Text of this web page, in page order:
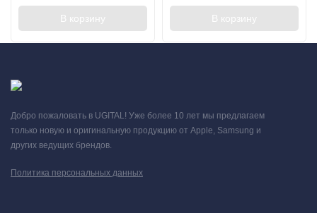
В корзину В корзину
Добро пожаловать в UGITAL! Уже более 10 лет мы предлагаем
только новую и оригинальную продукцию от Apple, Samsung и
других ведущих брендов.
Политика персональных данных